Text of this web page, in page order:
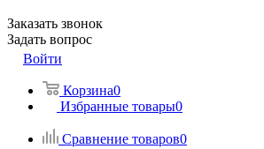
Заказать звонок
Задать вопрос
Войти
Корзина0
Избранные товары0
Сравнение товаров0